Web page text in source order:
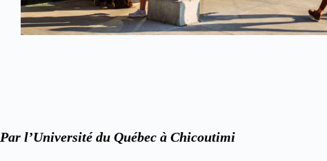
Par l’Université du Québec à Chicoutimi